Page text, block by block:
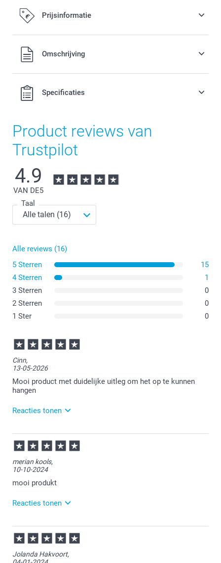
Prijsinformatie
Alle prijzen zijn in EURO (€) inclusief BTW en exclusief
verzendkosten.Omschrijving
Specificaties
Product reviews van
Trustpilot
4.9
VAN DE5
Taal
Alle reviews (16)
5 Sterren
15
4 Sterren
1
3 Sterren
0
2 Sterren
0
1 Ster
0
Cinn,
13-05-2026
Mooi product met duidelijke uitleg om het op te kunnen
hangen
Reacties tonen
15-05-2026
13:43
Bedankt voor je review. Wat fijn datje blij bent met je
nieuwe aluposter. Heel veel plezier er van!
merian kools,
10-10-2024
mooi produkt
Reacties tonen
14-10-2024
11:48
Bedankt voor je review. Fijn om te horen dat je
tevreden bent over de poster. Heel veel plezier ervan
Jolanda Hakvoort,